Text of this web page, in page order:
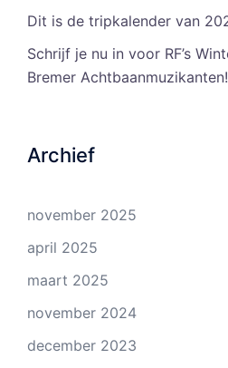
Dit is de tripkalender van
Schrijf je nu in voor RF’s
Bremer Achtbaanmuzikanten!
Archief
november 2025
april 2025
maart 2025
november 2024
december 2023